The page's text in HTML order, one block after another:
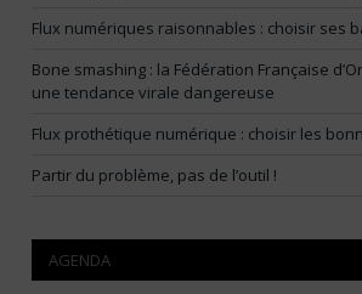
Flux numériques raisonnables : choisir ses
Bone smashing : la Fédération Française
une tendance virale dangereuse
Flux prothétique numérique : choisir les
Partir du problème, pas de l’outil !
AGENDA